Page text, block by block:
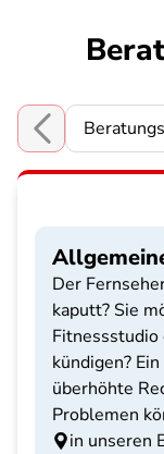
Choose a section
Der
kaputt? Sie
kündigen?
überhöhte
Problemen
in unseren